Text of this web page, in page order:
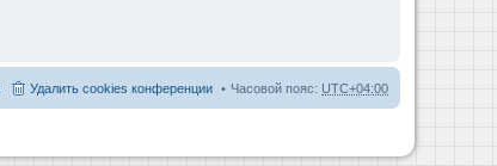
Часовой пояс: UTC+04:00
Удалить cookies конференции